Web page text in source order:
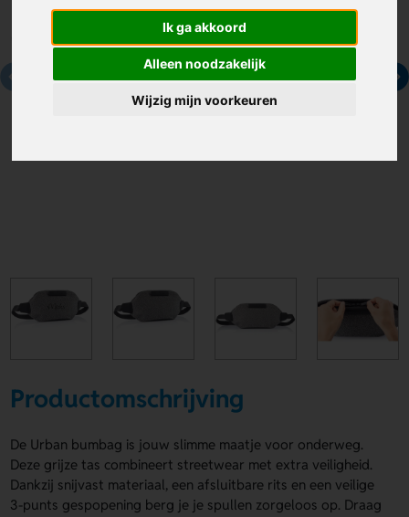
Ik ga akkoord
Alleen noodzakelijk
Wijzig mijn voorkeuren
Productomschrijving
De Urban bumbag is jouw slimme maatje voor onderweg.
Deze grijze tas combineert streetwear met extra veiligheid.
Dankzij snijvast materiaal, een afsluitbare rits en een veilige
3-punts gespopening berg je je spullen zorgeloos op. Draag